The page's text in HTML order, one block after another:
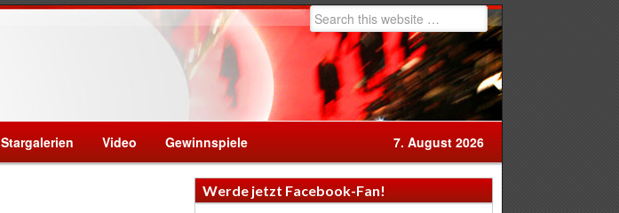
Stargalerien Video Gewinnspiele 7. August 2026
Werde jetzt Facebook-Fan!